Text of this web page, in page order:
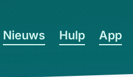
Nieuws Hulp App